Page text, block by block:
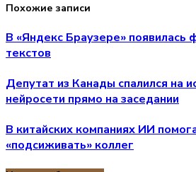
Похожие записи
В «Яндекс Браузере» появилась
текстов
Депутат из Канады спалился на
нейросети прямо на заседании
В китайских компаниях ИИ
«подсиживать» коллег